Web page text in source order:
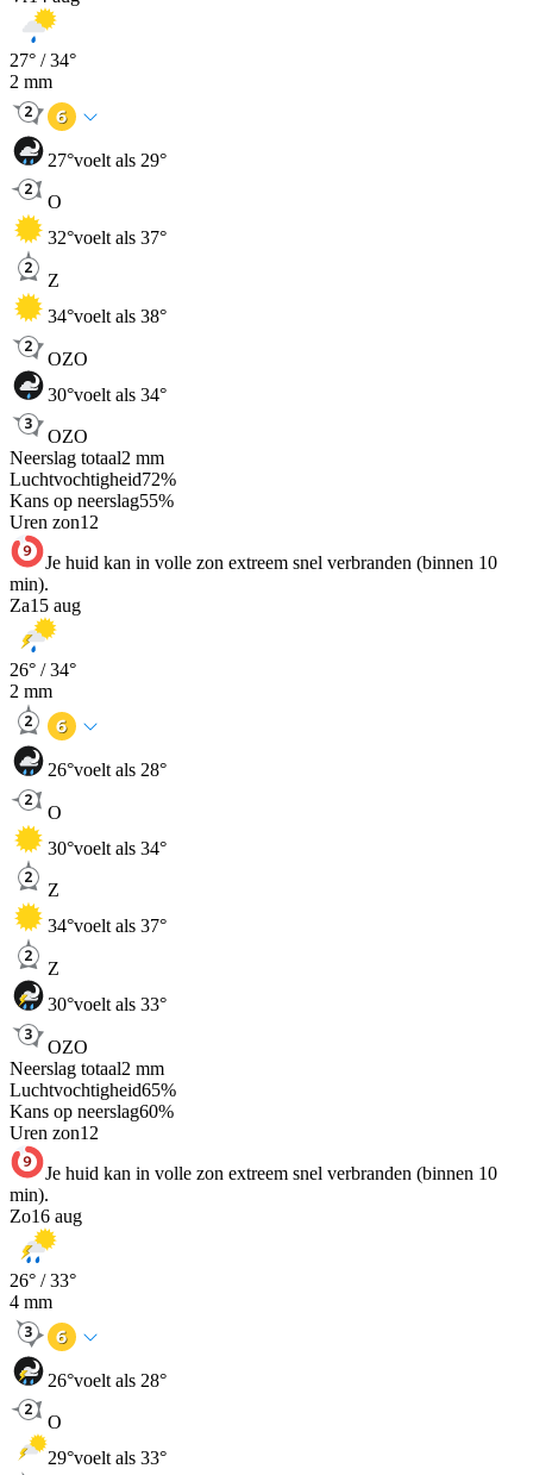
27° /34°
2 mm
27°voelt als 29°
O
32°voelt als 37°
Z
34°voelt als 38°
OZO
30°voelt als 34°
OZO
Neerslag totaal2 mm
Luchtvochtigheid72%
Kans op neerslag55%
Uren zon12
Je huid kan in volle zon extreem snel verbranden (binnen 10
min).
Za15 aug
26° /34°
2 mm
26°voelt als 28°
O
30°voelt als 34°
Z
34°voelt als 37°
Z
30°voelt als 33°
OZO
Neerslag totaal2 mm
Luchtvochtigheid65%
Kans op neerslag60%
Uren zon12
Je huid kan in volle zon extreem snel verbranden (binnen 10
min).
Zo16 aug
26° /33°
4 mm
26°voelt als 28°
O
29°voelt als 33°